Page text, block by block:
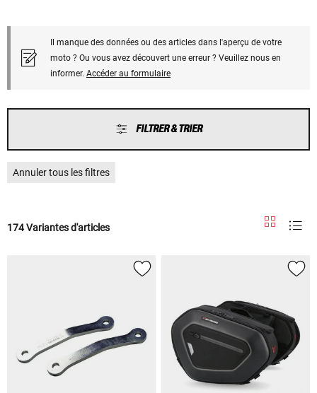
Il manque des données ou des articles dans l'aperçu de votre
moto ? Ou vous avez découvert une erreur ? Veuillez nous en
informer. Accéder au formulaire
FILTRER & TRIER
Annuler tous les filtres
174 Variantes d'articles